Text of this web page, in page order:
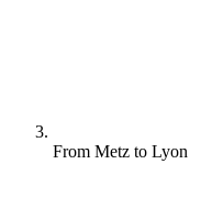
From Metz to Lyon